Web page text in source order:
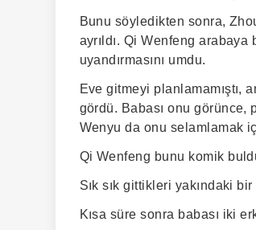
Bunu söyledikten sonra,
ayrıldı. Qi Wenfeng
uyandırmasını umdu.
Eve gitmeyi planlamamıştı,
gördü. Babası onu
Wenyu da onu selamlamak
Qi Wenfeng bunu komik
Sık sık gittikleri yakındaki
Kısa süre sonra babası iki